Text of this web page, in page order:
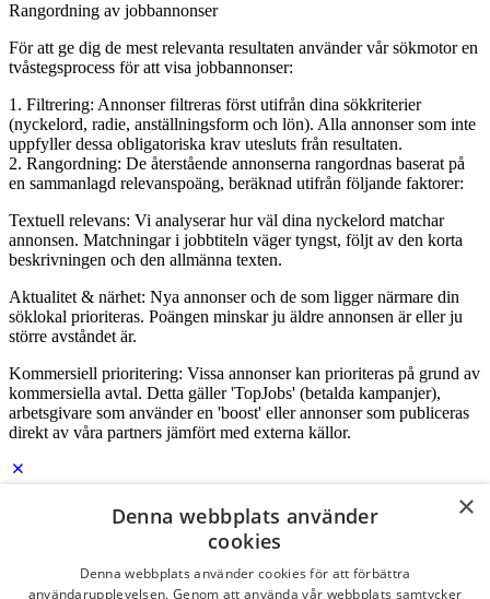
Rangordning av jobbannonser
För att ge dig de mest relevanta resultaten använder vår sökmotor en
tvåstegsprocess för att visa jobbannonser:
1. Filtrering: Annonser filtreras först utifrån dina sökkriterier
(nyckelord, radie, anställningsform och lön). Alla annonser som inte
uppfyller dessa obligatoriska krav utesluts från resultaten.
2. Rangordning: De återstående annonserna rangordnas baserat på
en sammanlagd relevanspoäng, beräknad utifrån följande faktorer:
Textuell relevans: Vi analyserar hur väl dina nyckelord matchar
annonsen. Matchningar i jobbtiteln väger tyngst, följt av den korta
beskrivningen och den allmänna texten.
Aktualitet & närhet: Nya annonser och de som ligger närmare din
söklokal prioriteras. Poängen minskar ju äldre annonsen är eller ju
större avståndet är.
Kommersiell prioritering: Vissa annonser kan prioriteras på grund av
kommersiella avtal. Detta gäller 'TopJobs' (betalda kampanjer),
arbetsgivare som använder en 'boost' eller annonser som publiceras
direkt av våra partners jämfört med externa källor.
Logga in som företag ×
Denna webbplats använder
cookies
Denna webbplats använder cookies för att förbättra
användarupplevelsen. Genom att använda vår webbplats samtycker